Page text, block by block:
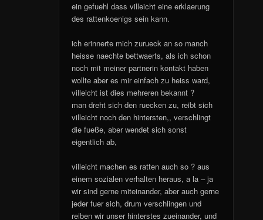
ein gefuehl dass villeicht eine erklaerung
des rattenkoenigs sein kann.
ich erinnerte mich zurueck an so manch
heisse naechte bettwaerts, als ich schon
noch mit meiner partnerin kontakt haben
wollte aber es mir einfach zu heiss ward,
villeicht ist dies mehreren bekannt ?
man dreht sich den ruecken zu, reibt sich
villeicht noch den hintersten,, verschlingt
die fueße, aber wendet sich sonst
eigentlich ab,
villeicht machen es ratten auch so ? aus
einem sozialen verhalten heraus, a la – ja
wir sind gerne miteinander, aber auch gerne
jeder fuer sich, drum verschlingen und
reiben wir unser hinterstes zueinander, und